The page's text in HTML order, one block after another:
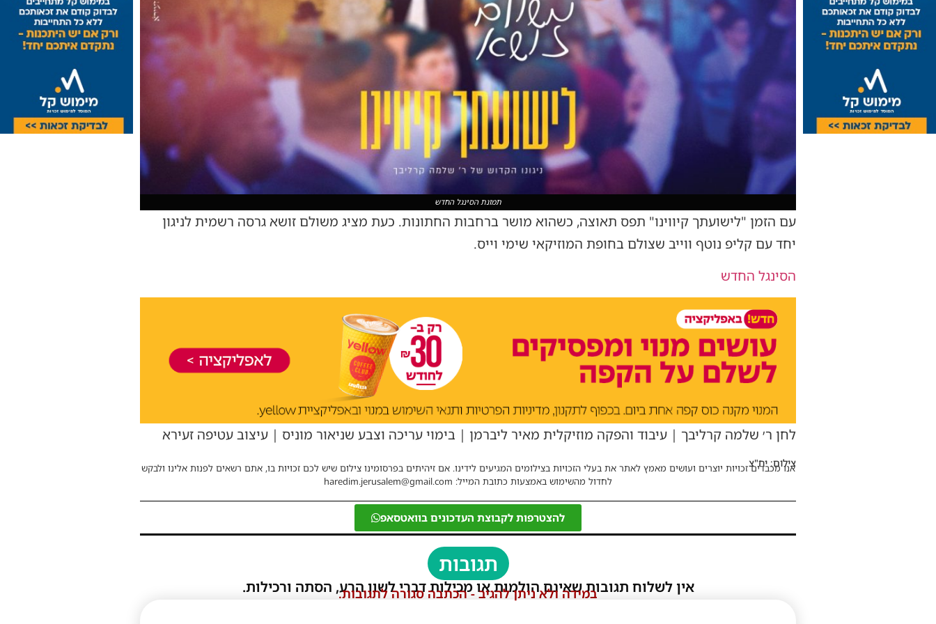
תמונת הסינגל החדש
עם הזמן "לישועתך קיווינו" תפס תאוצה, כשהוא מושר ברחבות החתונות. כעת מציג משולם זושא גרסה רשמית לניגון
יחד עם קליפ נוטף ווייב שצולם בחופת המוזיקאי שימי וייס.
הסינגל החדש
לחן ר׳ שלמה קרליבך | עיבוד והפקה מוזיקלית מאיר ליברמן | בימוי עריכה וצבע שניאור מוניס | עיצוב עטיפה זעירא
צילום: יח"צ
אנו מכבדים זכויות יוצרים ועושים מאמץ לאתר את בעלי הזכויות בצילומים המגיעים לידינו. אם זיהיתים בפרסומינו צילום שיש לכם זכויות בו, אתם רשאים לפנות אלינו ולבקש
לחדול מהשימוש באמצעות כתובת המייל: haredim.jerusalem@gmail.com
להצטרפות לקבוצת העדכונים בוואטסאפ
תגובות
אין לשלוח תגובות שאינם הולמות או מכילות דברי לשון הרע, הסתה ורכילות.
במידה ולא ניתן להגיב - הכתבה סגורה לתגובות.